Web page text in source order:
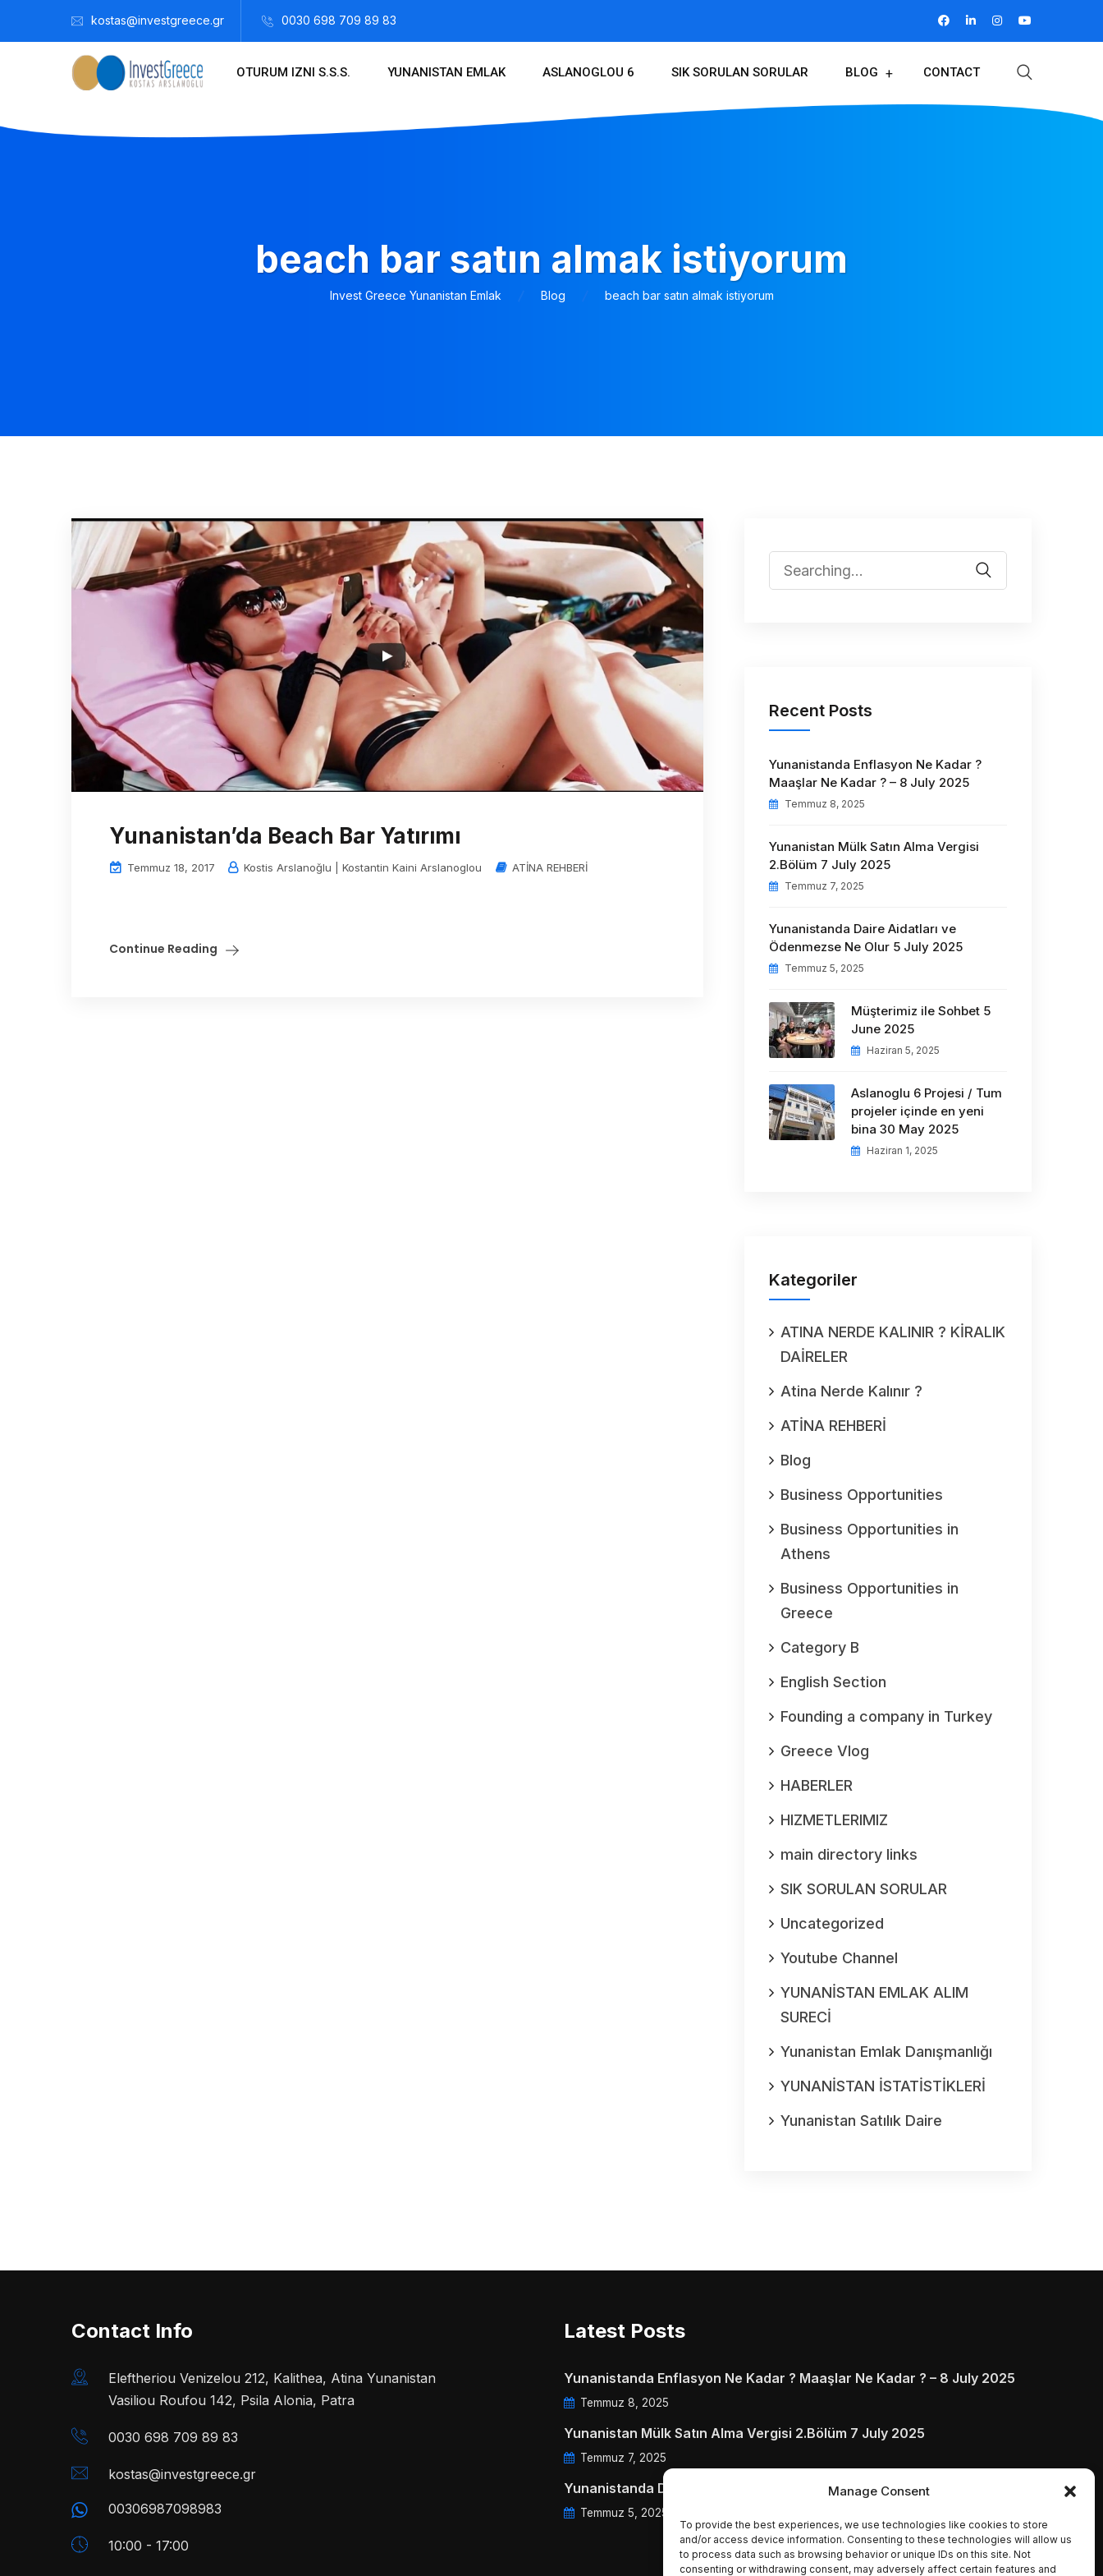
Manage Consent
To provide the best experiences, we use technologies like cookies to store
and/or access device information. Consenting to these technologies will allow us
to process data such as browsing behavior or unique IDs on this site. Not
consenting or withdrawing consent, may adversely affect certain features and
kostas@investgreece.gr 0030 698 709 89 83
OTURUM IZNI S.S.S. YUNANISTAN EMLAK ASLANOGLOU 6 SIK SORULAN SORULAR BLOG CONTACT
beach bar satın almak istiyorum
Invest Greece Yunanistan Emlak Blog beach bar satın almak istiyorum
Yunanistan’da Beach Bar Yatırımı
Temmuz 18, 2017 Kostis Arslanoğlu | Kostantin Kaini Arslanoglou ATİNA REHBERİ
Continue Reading
Recent Posts
Yunanistanda Enflasyon Ne Kadar ?
Maaşlar Ne Kadar ? – 8 July 2025
Temmuz 8, 2025
Yunanistan Mülk Satın Alma Vergisi
2.Bölüm 7 July 2025
Temmuz 7, 2025
Yunanistanda Daire Aidatları ve
Ödenmezse Ne Olur 5 July 2025
Temmuz 5, 2025
Müşterimiz ile Sohbet 5
June 2025
Haziran 5, 2025
Aslanoglu 6 Projesi / Tum
projeler içinde en yeni
bina 30 May 2025
Haziran 1, 2025
Kategoriler
ATINA NERDE KALINIR ? KİRALIK
DAİRELER
Atina Nerde Kalınır ?
ATİNA REHBERİ
Blog
Business Opportunities
Business Opportunities in
Athens
Business Opportunities in
Greece
Category B
English Section
Founding a company in Turkey
Greece Vlog
HABERLER
HIZMETLERIMIZ
main directory links
SIK SORULAN SORULAR
Uncategorized
Youtube Channel
YUNANİSTAN EMLAK ALIM
SURECİ
Yunanistan Emlak Danışmanlığı
YUNANİSTAN İSTATİSTİKLERİ
Yunanistan Satılık Daire
Contact Info
Eleftheriou Venizelou 212, Kalithea, Atina Yunanistan
Vasiliou Roufou 142, Psila Alonia, Patra
0030 698 709 89 83
kostas@investgreece.gr
00306987098983
10:00 - 17:00
Latest Posts
Yunanistanda Enflasyon Ne Kadar ? Maaşlar Ne Kadar ? – 8 July 2025
Temmuz 8, 2025
Yunanistan Mülk Satın Alma Vergisi 2.Bölüm 7 July 2025
Temmuz 7, 2025
Yunanistanda Daire Aidatları ve Ödenmezse Ne Olur 5 July 2025
Temmuz 5, 2025